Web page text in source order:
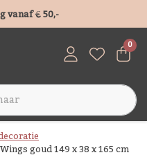
vanaf € 50,-
0
goud 149 x 38 x 165 cm